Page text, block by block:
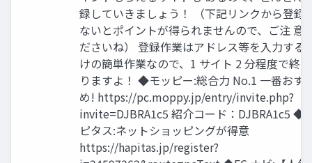
録していきましょう！ （下記リンクから登録
ないとポイントが得られませんので、ご注 意
ださいね） 登録作業はアドレス等を入力する
けの簡単作業なので、1 サイト 2 分程度で終
りますよ！ ◆モッピー:総合力 No.1 一番おす
め! https://pc.moppy.jp/entry/invite.php?
invite=DJBRA1c5 紹介コード：DJBRA1c5 ◆
ピタス:ネットショッピングが得意
https://hapitas.jp/register?